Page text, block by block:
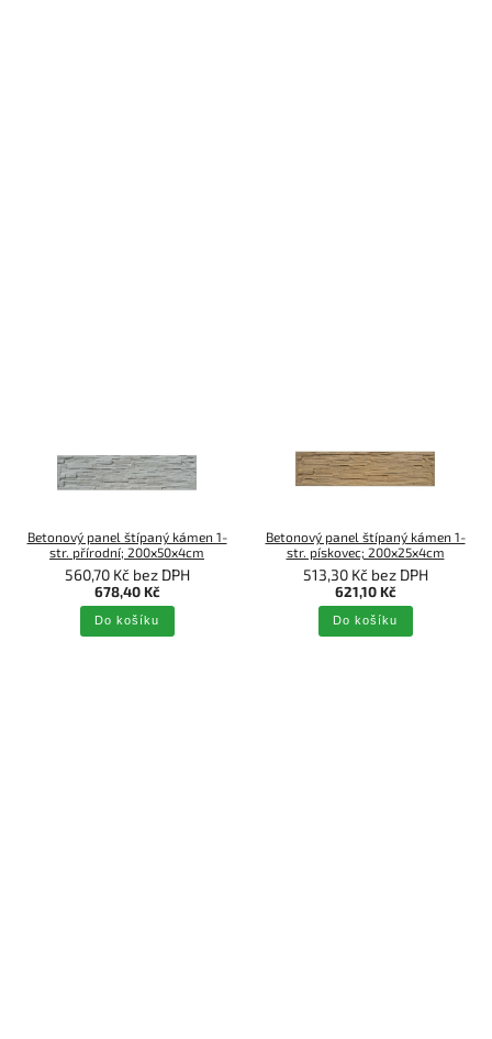
Betonový panel štípaný kámen 1-
str. přírodní; 200x50x4cm
560,70 Kč bez DPH
678,40 Kč
Do košíku
Betonový panel štípaný kámen 1-
str. pískovec; 200x25x4cm
513,30 Kč bez DPH
621,10 Kč
Do košíku